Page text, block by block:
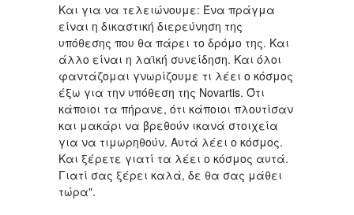
Και για να τελειώνουμε: Ένα πράγμα
είναι η δικαστική διερεύνηση της
υπόθεσης που θα πάρει το δρόμο της. Και
άλλο είναι η λαϊκή συνείδηση. Και όλοι
φαντάζομαι γνωρίζουμε τι λέει ο κόσμος
έξω για την υπόθεση της Novartis. Ότι
κάποιοι τα πήρανε, ότι κάποιοι πλουτίσαν
και μακάρι να βρεθούν ικανά στοιχεία
για να τιμωρηθούν. Αυτά λέει ο κόσμος.
Και ξέρετε γιατί τα λέει ο κόσμος αυτά.
Γιατί σας ξέρει καλά, δε θα σας μάθει
τώρα".